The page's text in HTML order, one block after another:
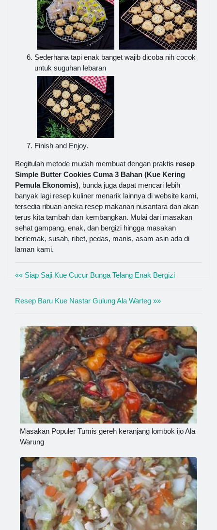
Sederhana tapi enak banget wajib dicoba nih cocok
untuk suguhan lebaran
Finish and Enjoy.
Begitulah metode mudah membuat dengan praktis resep
Simple Butter Cookies Cuma 3 Bahan (Kue Kering
Pemula Ekonomis), bunda juga dapat mencari lebih
banyak lagi resep kuliner menarik lainnya di website kami,
tersedia ribuan aneka resep makanan nusantara dan akan
terus kita tambah dan kembangkan. Mulai dari masakan
sehat gampang, enak, dan bergizi hingga masakan
berlemak, susah, ribet, pedas, manis, asam asin ada di
laman kami.
«« Siap Saji Kue Cucur Bunga Telang Enak Bergizi
Resep Baru Kue Nastar Gulung Ala Warteg »»
Masakan Populer Tumis gereh keranjang lombok ijo Ala
Warung